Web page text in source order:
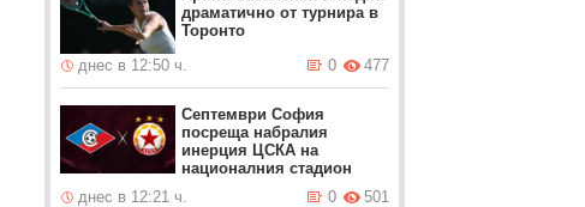
драматично от турнира в
Торонто
днес в 12:50 ч.
477
0
Септември София
посреща набралия
инерция ЦСКА на
националния стадион
днес в 12:21 ч.
501
0